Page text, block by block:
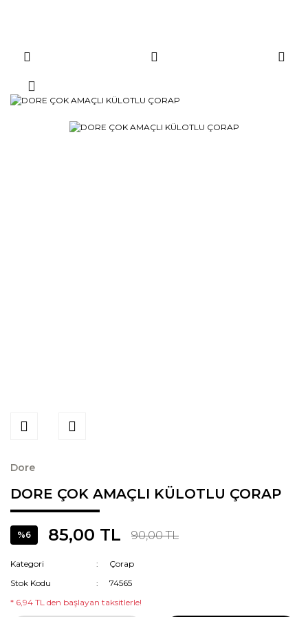
Dore
DORE ÇOK AMAÇLI KÜLOTLU ÇORAP
%6 85,00 TL 90,00 TL
Kategori
Çorap
Stok Kodu
74565
* 6,94 TL den başlayan taksitlerle!